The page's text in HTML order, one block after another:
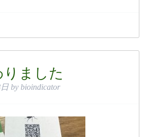
ました
by bioindicator